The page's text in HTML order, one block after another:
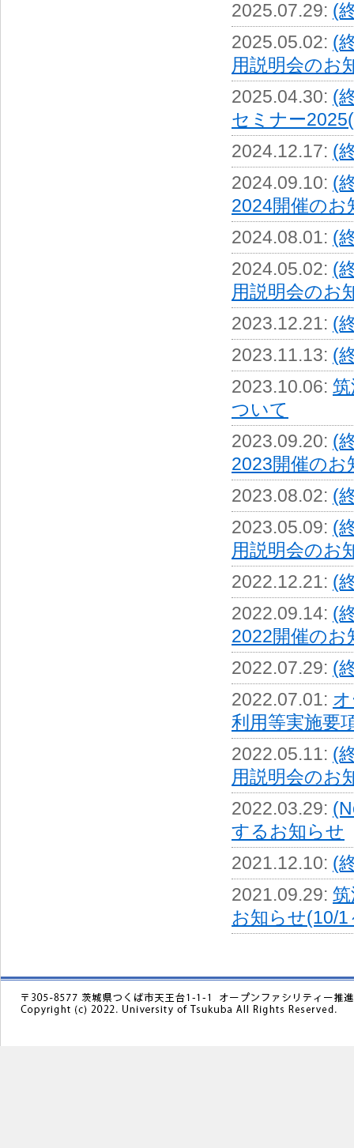
2025.07.29: (
2025.05.02: (
用説明会のお
2025.04.30: (
セミナー
2024.12.17: (
2024.09.10: (
2024開催のお
2024.08.01: (
2024.05.02: (
用説明会のお
2023.12.21: (
2023.11.13: (
2023.10.06:
ついて
2023.09.20: (
2023開催のお
2023.08.02: (
2023.05.09: (
用説明会のお
2022.12.21: (
2022.09.14: (
2022開催のお
2022.07.29: (
2022.07.01:
利用等実施要
2022.05.11: (
用説明会のお
2022.03.29:
するお知らせ
2021.12.10: (
2021.09.29:
お知らせ(10/1